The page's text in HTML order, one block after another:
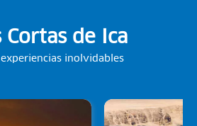
Cortas de Ica
experiencias inolvidables